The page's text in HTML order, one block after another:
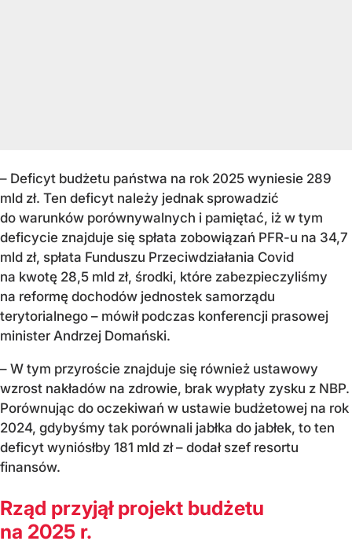
– Deficyt budżetu państwa na rok 2025 wyniesie 289
mld zł. Ten deficyt należy jednak sprowadzić
do warunków porównywalnych i pamiętać, iż w tym
deficycie znajduje się spłata zobowiązań PFR-u na 34,7
mld zł, spłata Funduszu Przeciwdziałania Covid
na kwotę 28,5 mld zł, środki, które zabezpieczyliśmy
na reformę dochodów jednostek samorządu
terytorialnego – mówił podczas konferencji prasowej
minister Andrzej Domański.
– W tym przyroście znajduje się również ustawowy
wzrost nakładów na zdrowie, brak wypłaty zysku z NBP.
Porównując do oczekiwań w ustawie budżetowej na rok
2024, gdybyśmy tak porównali jabłka do jabłek, to ten
deficyt wyniósłby 181 mld zł – dodał szef resortu
finansów.
Rząd przyjął projekt budżetu
na 2025 r.